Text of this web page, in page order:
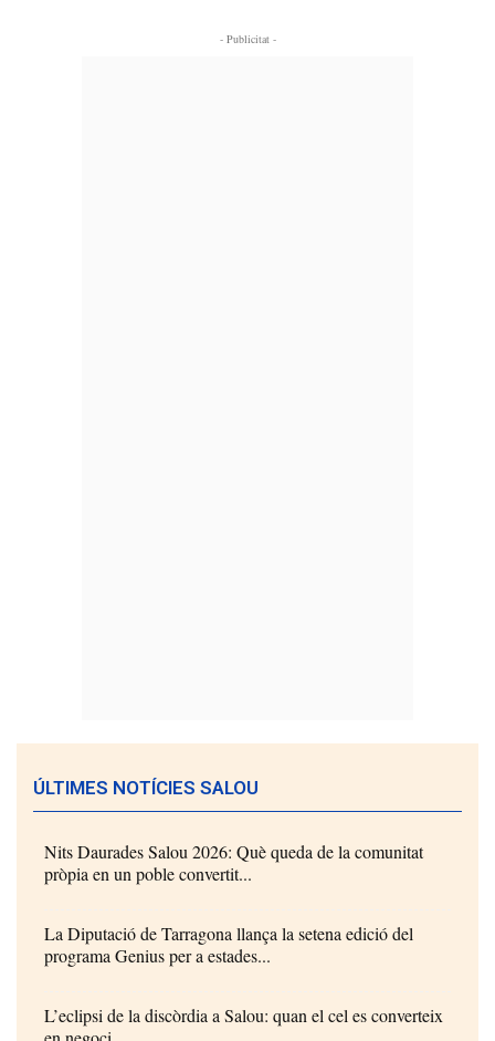
- Publicitat -
ÚLTIMES NOTÍCIES SALOU
Nits Daurades Salou 2026: Què queda de la comunitat
pròpia en un poble convertit...
La Diputació de Tarragona llança la setena edició del
programa Genius per a estades...
L’eclipsi de la discòrdia a Salou: quan el cel es converteix